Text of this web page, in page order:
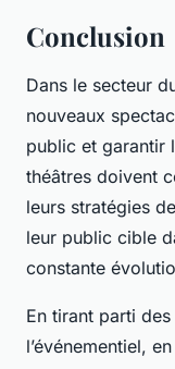
Conclusion
Dans le secteur
nouveaux
public et garantir
théâtres doivent
leurs stratégies
leur public cible
constante
En tirant parti
l’événementiel,